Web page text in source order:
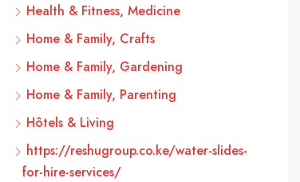
Health & Fitness, Medicine
Home & Family, Crafts
Home & Family, Gardening
Home & Family, Parenting
Hôtels & Living
https://reshugroup.co.ke/water-slides-
for-hire-services/